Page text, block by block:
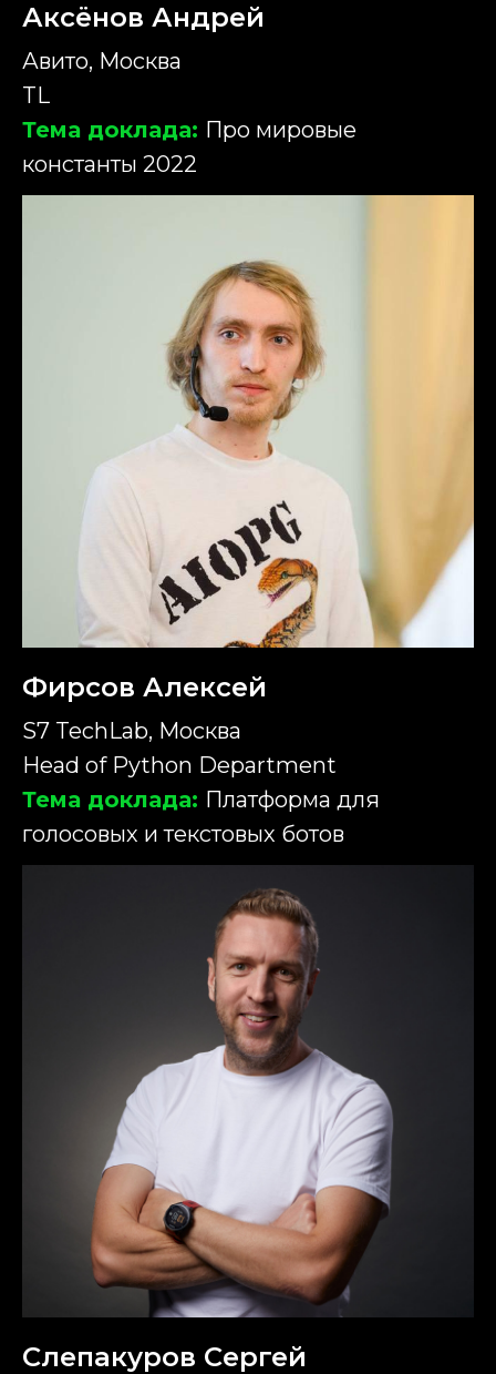
Аксёнов Андрей
Авито, Москва
TL
Тема доклада: Про мировые
константы 2022
Фирсов Алексей
S7 TechLab, Москва
Head of Python Department
Тема доклада: Платформа для
голосовых и текстовых ботов
Слепакуров Сергей